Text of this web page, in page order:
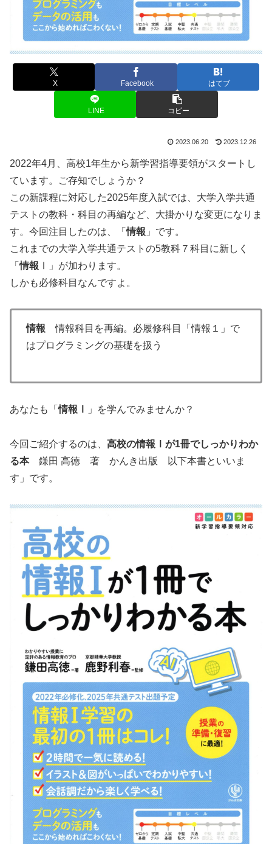
X Facebook はてブ
LINE コピー
2023.06.20 2023.12.26
2022年4月、高校1年生から新学習指導要領がスタートし
ています。ご存知でしょうか？
この新課程に対応した2025年度入試では、大学入学共通
テストの教科・科目の再編など、大掛かりな変更になりま
す。今回注目したのは、「情報 」です。
これまでの大学入学共通テストの5教科７科目に新しく
「情報 Ⅰ」が加わります。
しかも必修科目なんですよ。
情報 情報科目を再編。必履修科目「情報１」で
はプログラミングの基礎を扱う
あなたも「情報Ⅰ 」を学んでみませんか？
今回ご紹介するのは、 高校の情報Ⅰが1冊でしっかりわか
る本鎌田 高徳 著 かんき出版 以下本書といいま
す」です。